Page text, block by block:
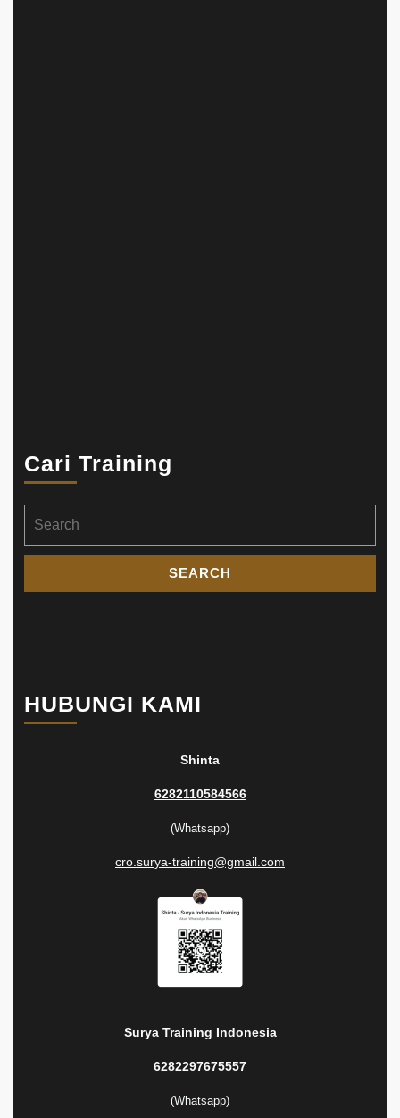
Cari Training
for:
HUBUNGI KAMI
Shinta
6282110584566
(Whatsapp)
cro.surya-training@gmail.com
Surya Training Indonesia
6282297675557
(Whatsapp)